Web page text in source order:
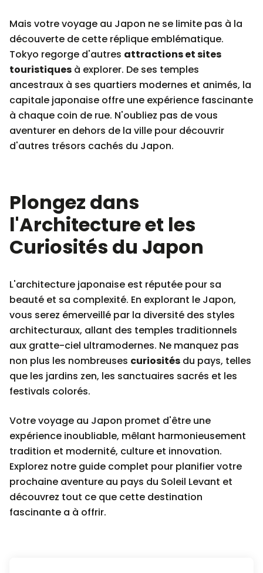
Mais votre voyage au Japon ne se limite pas à la
découverte de cette réplique emblématique.
Tokyo regorge d'autres attractions et sites
touristiques à explorer. De ses temples
ancestraux à ses quartiers modernes et animés, la
capitale japonaise offre une expérience fascinante
à chaque coin de rue. N'oubliez pas de vous
aventurer en dehors de la ville pour découvrir
d'autres trésors cachés du Japon.
Plongez dans
l'Architecture et les
Curiosités du Japon
L'architecture japonaise est réputée pour sa
beauté et sa complexité. En explorant le Japon,
vous serez émerveillé par la diversité des styles
architecturaux, allant des temples traditionnels
aux gratte-ciel ultramodernes. Ne manquez pas
non plus les nombreuses curiosités du pays, telles
que les jardins zen, les sanctuaires sacrés et les
festivals colorés.
Votre voyage au Japon promet d'être une
expérience inoubliable, mêlant harmonieusement
tradition et modernité, culture et innovation.
Explorez notre guide complet pour planifier votre
prochaine aventure au pays du Soleil Levant et
découvrez tout ce que cette destination
fascinante a à offrir.